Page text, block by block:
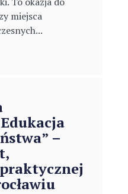
miejsca
–